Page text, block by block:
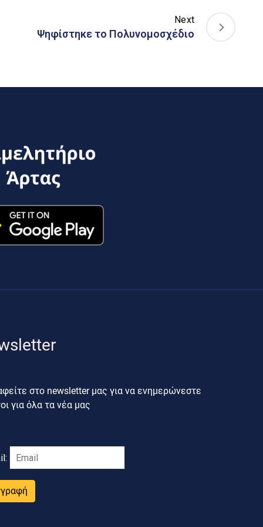
Next
Ψηφίστηκε το Πολυνομοσχέδιο
στο newsletter μας για να ενημερώνεστε
για όλα τα νέα μας